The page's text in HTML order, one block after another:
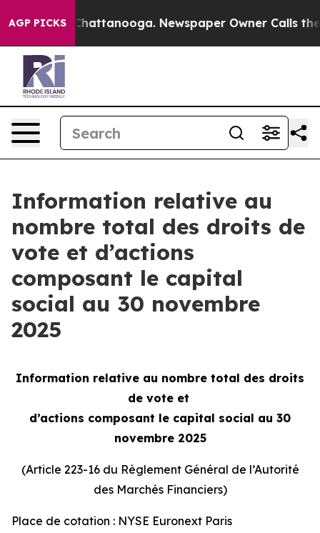
AGP PICKS
Chaos in Chattanooga. Newspaper Owner Calls the
Information relative au
nombre total des droits de
vote et d’actions
composant le capital
social au 30 novembre
2025
Information relative au nombre total des droits
de vote et
d’actions composant le capital social au 30
novembre 2025
(Article 223-16 du Règlement Général de l’Autorité
des Marchés Financiers)
Place de cotation : NYSE Euronext Paris